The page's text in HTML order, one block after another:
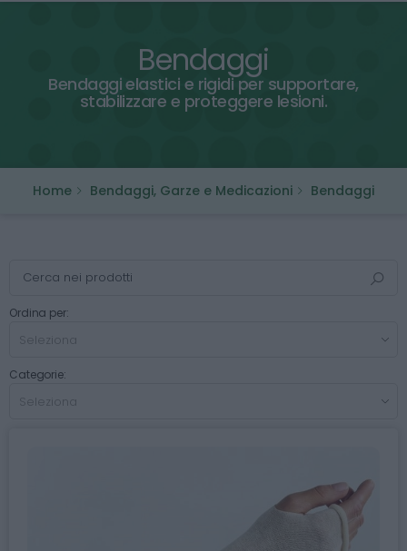
Bendaggi
Bendaggi elastici e rigidi per supportare,
stabilizzare e proteggere lesioni.
Home Bendaggi, Garze e Medicazioni Bendaggi
Ordina per:
Categorie: